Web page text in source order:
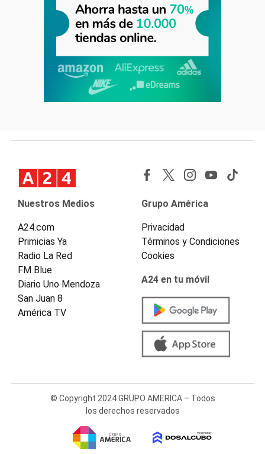
Nuestros Medios
A24.com
Primicias Ya
Radio La Red
FM Blue
Diario Uno Mendoza
San Juan 8
América TV
Grupo América
Privacidad
Términos y Condiciones
Cookies
A24 en tu móvil
© Copyright 2024 GRUPO AMERICA – Todos
los derechos reservados